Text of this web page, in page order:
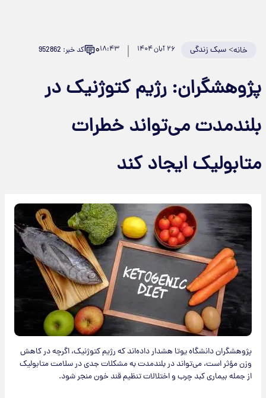
خانه>سبک زندگی ۲۶ آبان ۱۴۰۴ ۱۸:۴۳۰ کد خبر: 952862
پژوهشگران: رژیم کتوژنیک در
بلندمدت می‌تواند خطرات
متابولیک ایجاد کند
پژوهشگران دانشگاه یوتا هشدار داده‌اند که رژیم کتوژنیک، اگرچه در کاهش
وزن مؤثر است، می‌تواند در بلندمدت به مشکلات جدی در سلامت متابولیک
از جمله بیماری کبد چرب و اختلالات تنظیم قند خون منجر شود.